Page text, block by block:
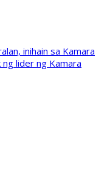
inihain sa Kamara
lider ng Kamara